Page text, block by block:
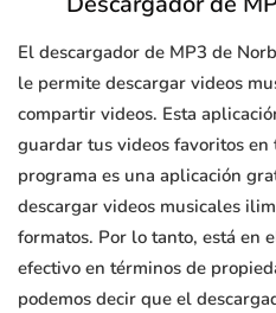
El descargador de MP3 de
le permite descargar videos
compartir videos. Esta
guardar tus videos favoritos en
programa es una aplicación
descargar videos musicales
formatos. Por lo tanto, está en
efectivo en términos de
podemos decir que el